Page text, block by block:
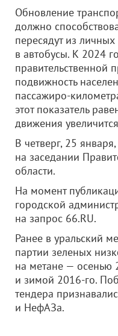
Обновление
должно
пересядут из
в автобусы. К 2024
правительственной
подвижность
пассажиро-
этот показатель
движения
В четверг, 25
на заседании
области.
На момент
городской
на запрос 66.RU.
Ранее в уральский
партии зеленых
на метане — осенью
и зимой 2016-го.
тендера
и НефАЗа.